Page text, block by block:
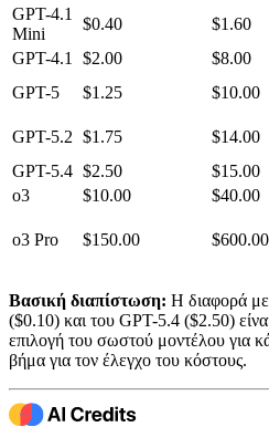
GPT-4.1
Mini
$0.40 $1.60
GPT-4.1
$2.00 $8.00
GPT-5
$1.25 $10.00
GPT-5.2 $1.75 $14.00
GPT-5.4 $2.50 $15.00
o3
$10.00 $40.00
o3 Pro $150.00 $600.00
Βασική διαπίστωση: Η διαφορά
($0.10) και του GPT-5.4 ($2.50)
επιλογή του σωστού μοντέλου για
βήμα για τον έλεγχο του κόστους.